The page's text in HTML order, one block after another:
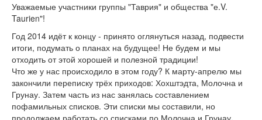
Уважаемые участники группы "Таврия" и общества "е.V.
Taurien"!
Год 2014 идёт к концу - принято оглянуться назад, подвести
итоги, подумать о планах на будущее! Не будем и мы
отходить от этой хорошей и полезной традиции!
Что же у нас происходило в этом году? К марту-апрелю мы
закончили переписку трёх приходов: Хохштэдта, Молочна и
Грунау. Затем часть из нас занялась составлением
пофамильных списков. Эти списки мы составили, но
продолжаем работать со списками по Молочна и Грунау,